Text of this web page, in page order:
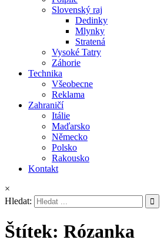
Slovenský raj
Dedinky
Mlynky
Stratená
Vysoké Tatry
Záhorie
Technika
Všeobecne
Reklama
Zahraničí
Itálie
Maďarsko
Německo
Polsko
Rakousko
Kontakt
×
Hledat:
Štítek: Rózanka